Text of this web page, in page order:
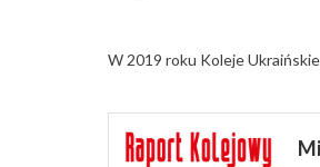
W 2019 roku Koleje